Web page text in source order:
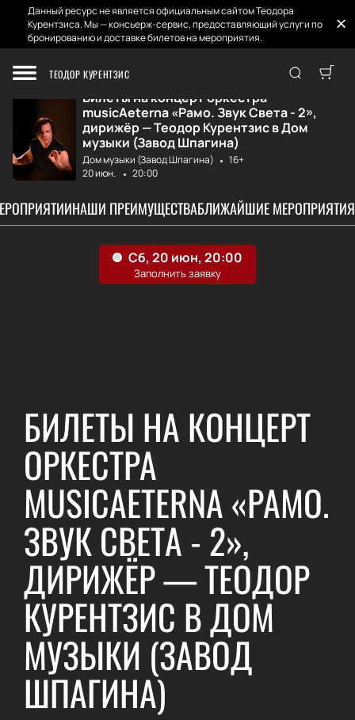
Данный ресурс не является официальным сайтом Теодора
Курентзиса. Мы — консьерж-сервис, предоставляющий услуги по
бронированию и доставке билетов на мероприятия.
ТЕОДОР КУРЕНТЗИС
Главная Афиша и Билеты
Билеты на концерт оркестра
musicAeterna «Рамо. Звук Света - 2»,
дирижёр — Теодор Курентзис в Дом
музыки (Завод Шпагина)
Дом музыки (Завод Шпагина)
16+
20 июн.
20:00
НАШИ ПРЕИМУЩЕСТВАБЛИЖАЙШИЕ МЕРОПРИЯТИЯ
БИЛЕТЫ НА КОНЦЕРТ
ОРКЕСТРА
MUSICAETERNA «РАМО.
ЗВУК СВЕТА - 2»,
ДИРИЖЁР — ТЕОДОР
КУРЕНТЗИС В ДОМ
МУЗЫКИ (ЗАВОД
ШПАГИНА)